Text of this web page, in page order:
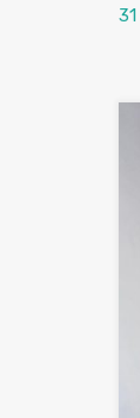
31